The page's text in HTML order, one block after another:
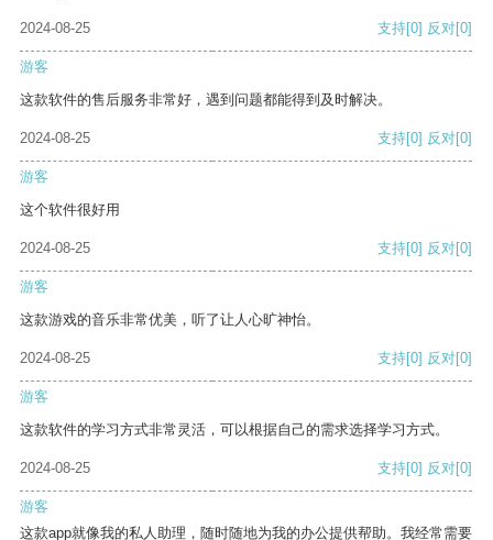
2024-08-25 支持[0] 反对[0]
游客
这款软件的售后服务非常好，遇到问题都能得到及时解决。
2024-08-25 支持[0] 反对[0]
游客
这个软件很好用
2024-08-25 支持[0] 反对[0]
游客
这款游戏的音乐非常优美，听了让人心旷神怡。
2024-08-25 支持[0] 反对[0]
游客
这款软件的学习方式非常灵活，可以根据自己的需求选择学习方式。
2024-08-25 支持[0] 反对[0]
游客
这款app就像我的私人助理，随时随地为我的办公提供帮助。我经常需要